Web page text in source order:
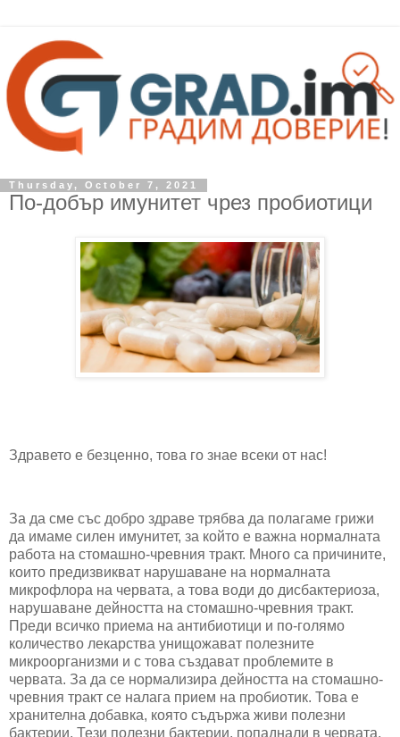
Thursday, October 7, 2021
По-добър имунитет чрез пробиотици
Здравето е безценно, това го знае всеки от нас!
За да сме със добро здраве трябва да полагаме грижи
да имаме силен имунитет, за който е важна нормалната
работа на стомашно-чревния тракт. Много са причините,
които предизвикват нарушаване на нормалната
микрофлора на червата, а това води до дисбактериоза,
нарушаване дейността на стомашно-чревния тракт.
Преди всичко приема на антибиотици и по-голямо
количество лекарства унищожават полезните
микроорганизми и с това създават проблемите в
червата. За да се нормализира дейността на стомашно-
чревния тракт се налага прием на пробиотик. Това е
хранителна добавка, която съдържа живи полезни
бактерии. Тези полезни бактерии, попаднали в червата,